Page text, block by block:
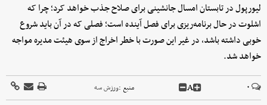
لیورپول در تابستان امسال جانشینی برای صلاح جذب خواهد کرد؛ چرا که
اشلوت در حال برنامه‌ریزی برای فصل آینده است؛ فصلی که در آن باید شروع
خوبی داشته باشد، در غیر این صورت با خطر اخراج از سوی هیئت مدیره مواجه
خواهد شد.
۰ A منبع :ورزش سه